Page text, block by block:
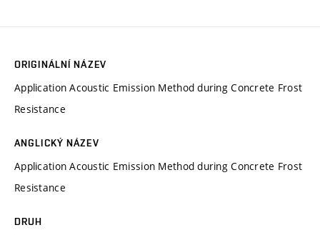
ORIGINÁLNÍ NÁZEV
Application Acoustic Emission Method during Concrete Frost
Resistance
ANGLICKÝ NÁZEV
Application Acoustic Emission Method during Concrete Frost
Resistance
DRUH